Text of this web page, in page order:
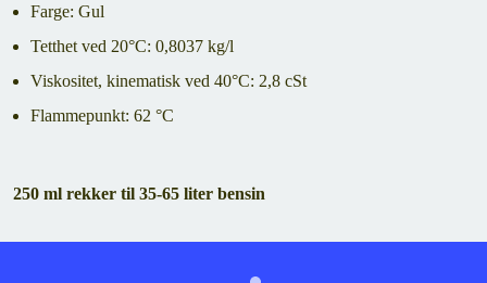
Farge: Gul
Tetthet ved 20°C: 0,8037 kg/l
Viskositet, kinematisk ved 40°C: 2,8 cSt
Flammepunkt: 62 °C
250 ml rekker til 35-65 liter bensin